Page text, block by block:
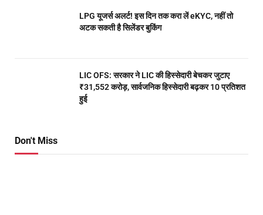
LPG यूजर्स अलर्ट! इस दिन तक करा लें eKYC, नहीं तो
अटक सकती है सिलेंडर बुकिंग
LIC OFS: सरकार ने LIC की हिस्सेदारी बेचकर जुटाए
₹31,552 करोड़, सार्वजनिक हिस्सेदारी बढ़कर 10 प्रतिशत
हुई
Don't Miss